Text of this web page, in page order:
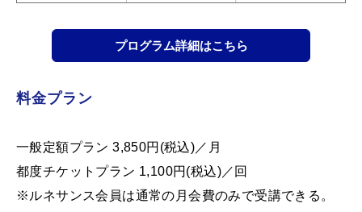
プログラム詳細はこちら
料金プラン
一般定額プラン 3,850円(税込)／月
都度チケットプラン 1,100円(税込)／回
※ルネサンス会員は通常の月会費のみで受講できる。